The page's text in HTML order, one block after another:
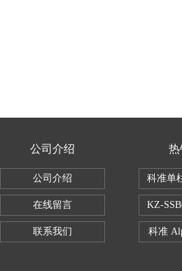
公司介绍
公司介绍
在线留言
联系我们
热
科准单
KZ-
科准